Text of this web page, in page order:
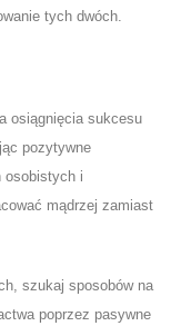
tych dwóch.
osiągnięcia sukcesu
pozytywne
osobistych i
mądrzej zamiast
szukaj sposobów na
poprzez pasywne